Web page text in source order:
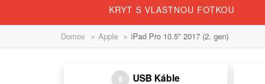
KRYT S VLASTNOU FOTKOU
Domov » Apple » iPad Pro 10.5" 2017 (2. gen)
6 USB Káble